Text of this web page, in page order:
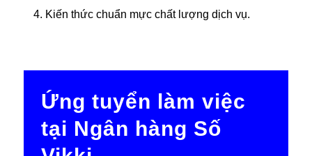
Kiến thức chuẩn mực chất lượng dịch vụ.
Ứng tuyển làm việc
tại Ngân hàng Số